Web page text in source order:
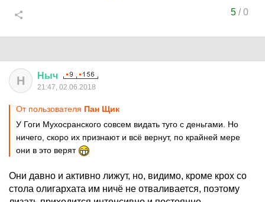
5/0
Н Ныч
21:47, 02.06.2018
От пользователя Пан Щик
У Гоги Мухосранского совсем видать туго с деньгами. Но
ничего, скоро их признают и всё вернут, по крайней мере
они в это верят
Они давно и активно лижут, но, видимо, кроме крох со
стола олигархата им ничё не отваливается, поэтому